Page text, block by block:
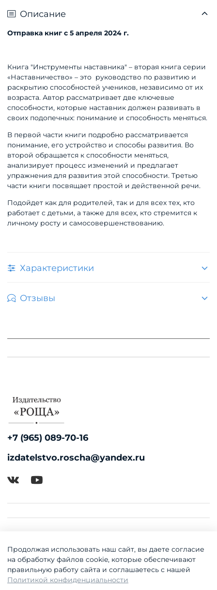
Описание
Отправка книг с 5 апреля 2024 г.
Книга "Инструменты наставника" – вторая книга серии
«Наставничество» – это руководство по развитию и
раскрытию способностей учеников, независимо от их
возраста. Автор рассматривает две ключевые
способности, которые наставник должен развивать в
своих подопечных: понимание и способность меняться.
В первой части книги подробно рассматривается
понимание, его устройство и способы развития. Во
второй обращается к способности меняться,
анализирует процесс изменений и предлагает
упражнения для развития этой способности. Третью
части книги посвящает простой и действенной речи.
Подойдет как для родителей, так и для всех тех, кто
работает с детьми, а также для всех, кто стремится к
личному росту и самосовершенствованию.
Характеристики
Отзывы
+7 (965) 089-70-16
izdatelstvo.roscha@yandex.ru
Продолжая использовать наш сайт, вы даете согласие
на обработку файлов cookie, которые обеспечивают
правильную работу сайта и соглашаетесь с нашей
Политикой конфиденциальности